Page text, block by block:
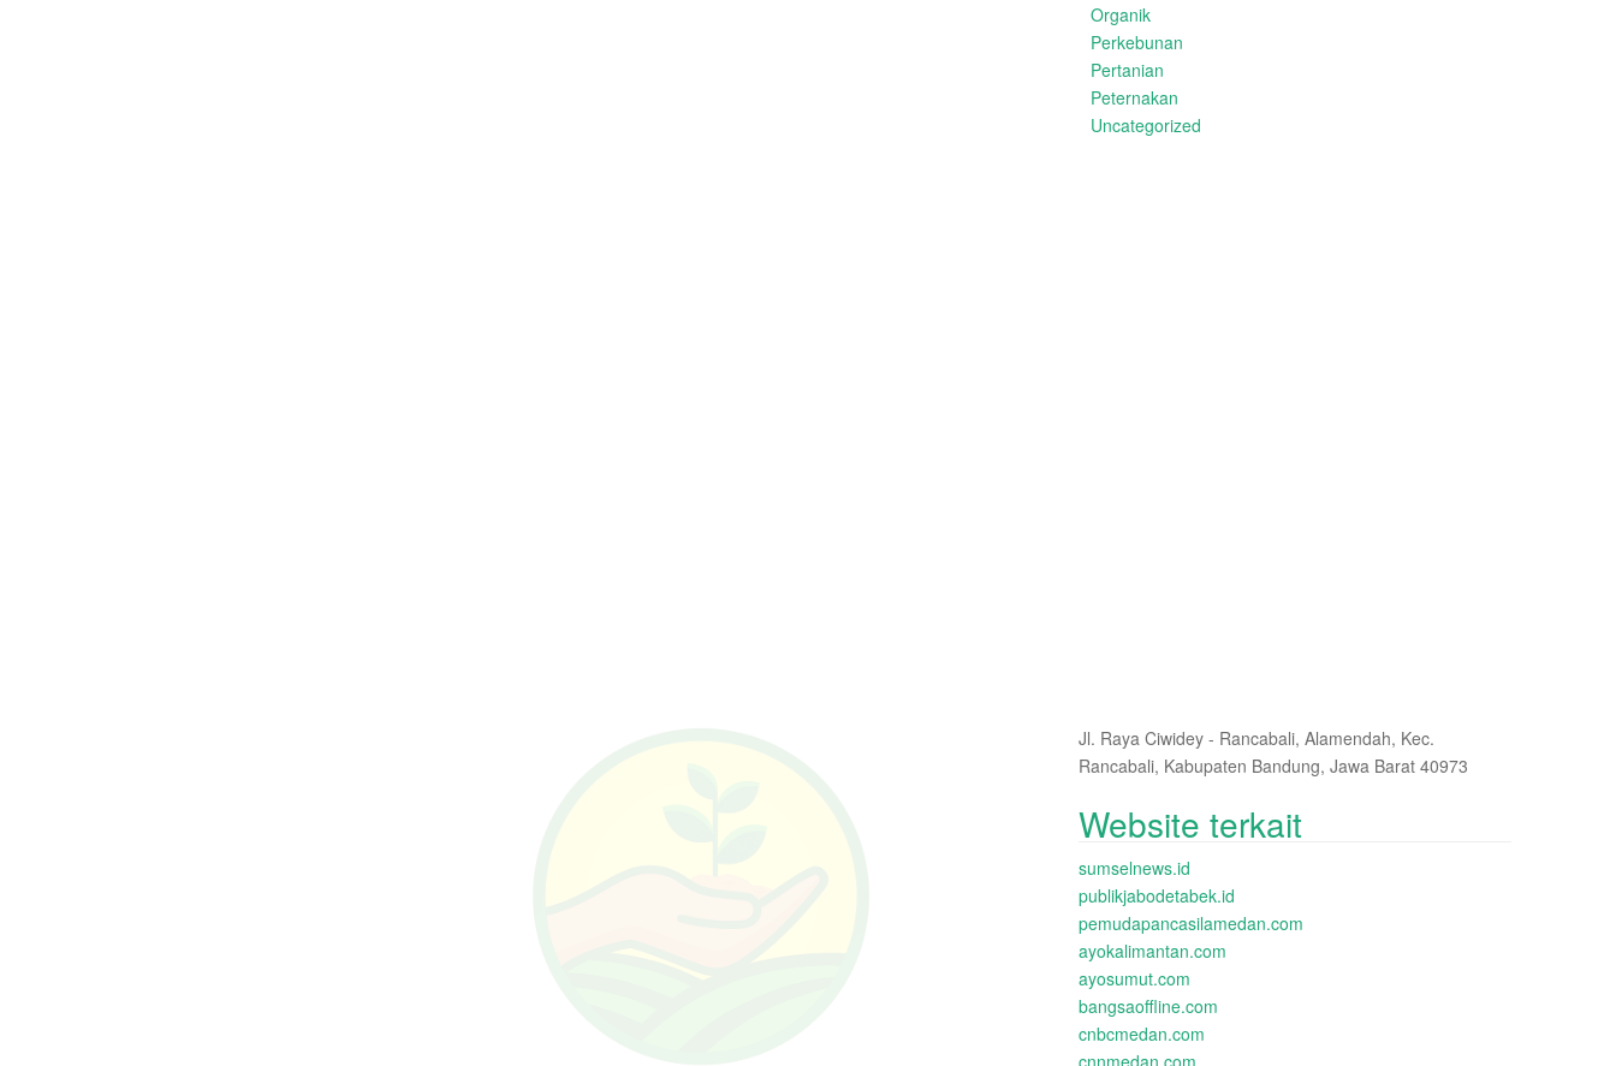
Organik
Perkebunan
Pertanian
Peternakan
Uncategorized
Jl. Raya Ciwidey - Rancabali, Alamendah, Kec.
Rancabali, Kabupaten Bandung, Jawa Barat 40973
Website terkait
sumselnews.id
publikjabodetabek.id
pemudapancasilamedan.com
ayokalimantan.com
ayosumut.com
bangsaoffline.com
cnbcmedan.com
cnnmedan.com